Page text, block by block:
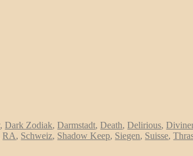
,Dark Zodiak,Darmstadt,Death,Delirious,
RA, Schweiz, Shadow Keep, Siegen, Suisse,